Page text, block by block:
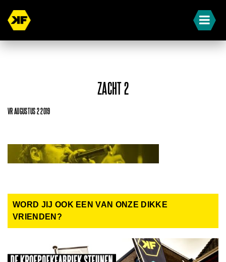
ZACHT 2
VR AUGUSTUS 2 2019
WORD JIJ OOK EEN VAN ONZE DIKKE
VRIENDEN?